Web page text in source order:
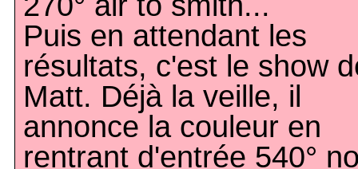
Puis en attendant les
résultats, c'est le show
Matt. Déjà la veille, il
annonce la couleur en
rentrant d'entrée 540°